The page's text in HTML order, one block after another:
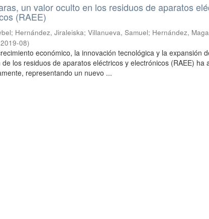
un valor oculto en los residuos de aparatos
(RAEE)
; Hernández, Jiraleiska;Villanueva, Samuel; Hernández,
2019-08)
económico, la innovación tecnológica y la expansión
los residuos de aparatos eléctricos y electrónicos (RAEE) ha
representando un nuevo ...